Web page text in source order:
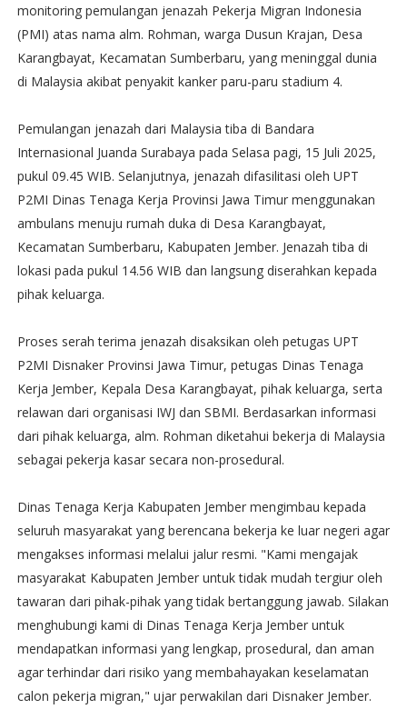
monitoring pemulangan jenazah Pekerja Migran Indonesia
(PMI) atas nama alm. Rohman, warga Dusun Krajan, Desa
Karangbayat, Kecamatan Sumberbaru, yang meninggal dunia
di Malaysia akibat penyakit kanker paru-paru stadium 4.
Pemulangan jenazah dari Malaysia tiba di Bandara
Internasional Juanda Surabaya pada Selasa pagi, 15 Juli 2025,
pukul 09.45 WIB. Selanjutnya, jenazah difasilitasi oleh UPT
P2MI Dinas Tenaga Kerja Provinsi Jawa Timur menggunakan
ambulans menuju rumah duka di Desa Karangbayat,
Kecamatan Sumberbaru, Kabupaten Jember. Jenazah tiba di
lokasi pada pukul 14.56 WIB dan langsung diserahkan kepada
pihak keluarga.
Proses serah terima jenazah disaksikan oleh petugas UPT
P2MI Disnaker Provinsi Jawa Timur, petugas Dinas Tenaga
Kerja Jember, Kepala Desa Karangbayat, pihak keluarga, serta
relawan dari organisasi IWJ dan SBMI. Berdasarkan informasi
dari pihak keluarga, alm. Rohman diketahui bekerja di Malaysia
sebagai pekerja kasar secara non-prosedural.
Dinas Tenaga Kerja Kabupaten Jember mengimbau kepada
seluruh masyarakat yang berencana bekerja ke luar negeri agar
mengakses informasi melalui jalur resmi. "Kami mengajak
masyarakat Kabupaten Jember untuk tidak mudah tergiur oleh
tawaran dari pihak-pihak yang tidak bertanggung jawab. Silakan
menghubungi kami di Dinas Tenaga Kerja Jember untuk
mendapatkan informasi yang lengkap, prosedural, dan aman
agar terhindar dari risiko yang membahayakan keselamatan
calon pekerja migran," ujar perwakilan dari Disnaker Jember.